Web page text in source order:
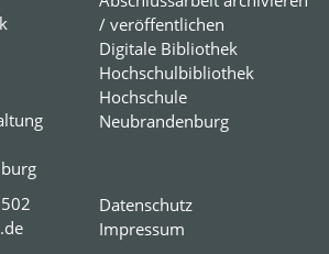
/ veröffentlichen
Digitale Bibliothek
Hochschulbibliothek
Hochschule
Neubrandenburg
Datenschutz
Impressum